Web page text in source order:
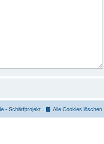
Alle Cookies löschen
- Schärfprojekt